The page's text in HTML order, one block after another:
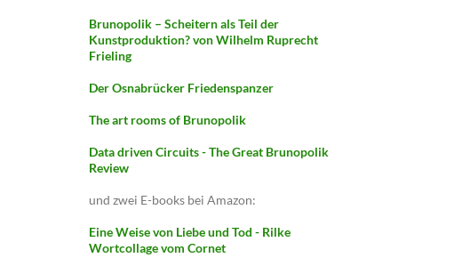
Brunopolik – Scheitern als Teil der
Kunstproduktion? von Wilhelm Ruprecht
Frieling
Der Osnabrücker Friedenspanzer
The art rooms of Brunopolik
Data driven Circuits - The Great Brunopolik
Review
und zwei E-books bei Amazon:
Eine Weise von Liebe und Tod - Rilke
Wortcollage vom Cornet